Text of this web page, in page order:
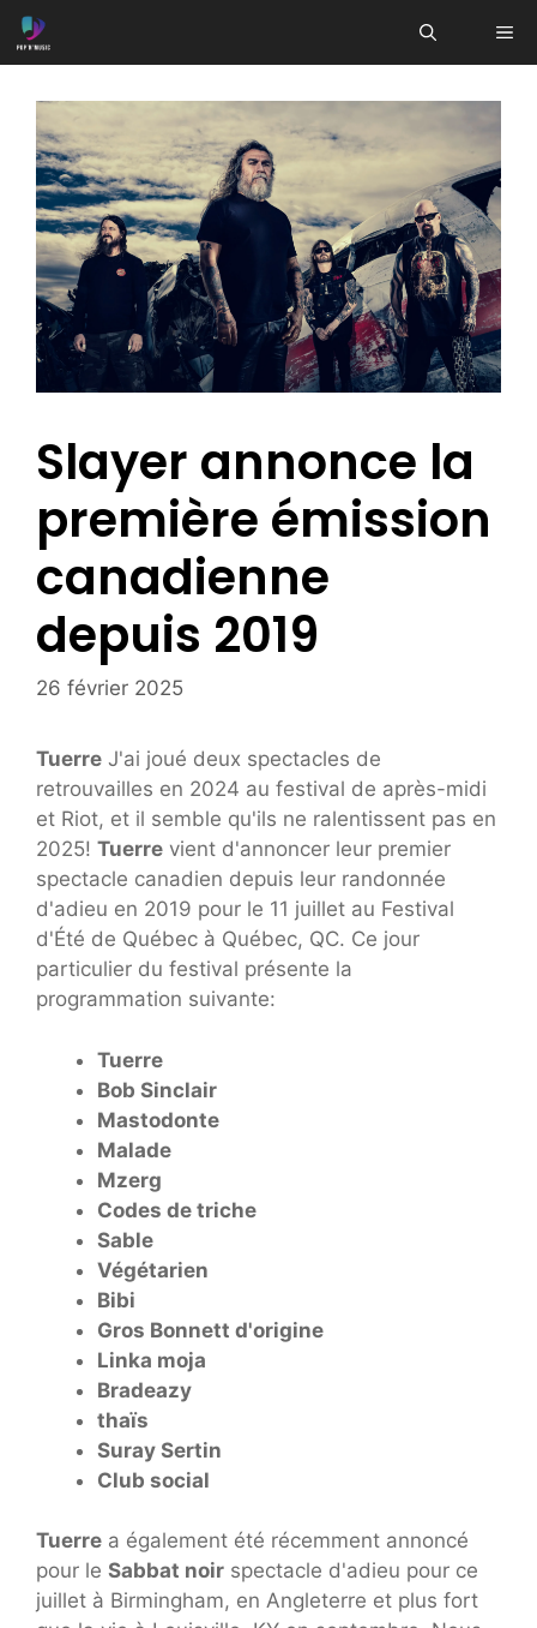
Aller
au
Slayer annonce la
première émission
canadienne
depuis 2019
26 février 2025
Tuerre J'ai joué deux spectacles de
retrouvailles en 2024 au festival de après-midi
et Riot, et il semble qu'ils ne ralentissent pas en
2025! Tuerre vient d'annoncer leur premier
spectacle canadien depuis leur randonnée
d'adieu en 2019 pour le 11 juillet au Festival
d'Été de Québec à Québec, QC. Ce jour
particulier du festival présente la
programmation suivante:
Tuerre
Bob Sinclair
Mastodonte
Malade
Mzerg
Codes de triche
Sable
Végétarien
Bibi
Gros Bonnett d'origine
Linka moja
Bradeazy
thaïs
Suray Sertin
Club social
Tuerre a également été récemment annoncé
pour le Sabbat noir spectacle d'adieu pour ce
juillet à Birmingham, en Angleterre et plus fort